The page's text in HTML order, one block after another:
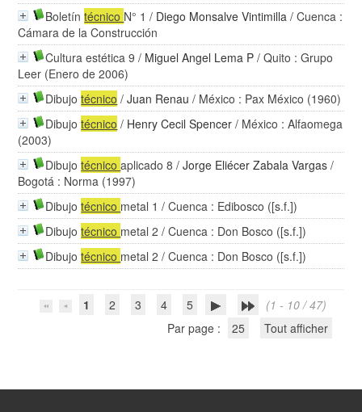
Boletíntécnico N° 1 / Diego Monsalve Vintimilla / Cuenca :
Cámara de la Construcción
Cultura estética 9 / Miguel Angel Lema P / Quito : Grupo
Leer (Enero de 2006)
Dibujotécnico /Juan Renau / México : Pax México (1960)
Dibujotécnico / Henry Cecil Spencer / México : Alfaomega
(2003)
Dibujotécnicoaplicado 8 /Jorge Eliécer Zabala Vargas /
Bogotá : Norma (1997)
Dibujotécnico metal 1 / Cuenca : Edibosco ([s.f.])
Dibujotécnico metal 2 / Cuenca : Don Bosco ([s.f.])
Dibujotécnico metal 2 / Cuenca : Don Bosco ([s.f.])
1 2 3 4 5
(1 - 10 / 47)
Par page :
25 Tout afficher